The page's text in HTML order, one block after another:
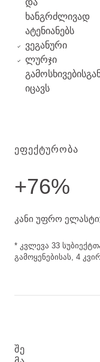
და
ხანგრძლივად
ატენიანებს
ვეგანური
ლურჯი
იცავს
ᲔᲤᲔᲥᲢᲣᲠᲝᲑᲐ
+76%
კანი უფრო
* კვლევა 33
გამოყენებისას, 4
ᲨᲔ